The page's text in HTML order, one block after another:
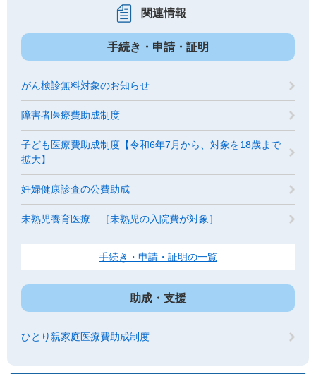
関連情報
手続き・申請・証明
がん検診無料対象のお知らせ
障害者医療費助成制度
子ども医療費助成制度【令和6年7月から、対象を18歳まで
拡大】
妊婦健康診査の公費助成
未熟児養育医療 ［未熟児の入院費が対象］
手続き・申請・証明の一覧
助成・支援
ひとり親家庭医療費助成制度